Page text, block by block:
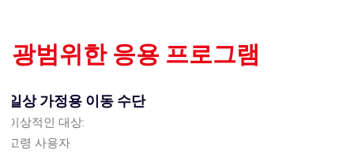
광범위한 응용 프로그램
일상 가정용 이동 수단
이상적인 대상:
고령 사용자